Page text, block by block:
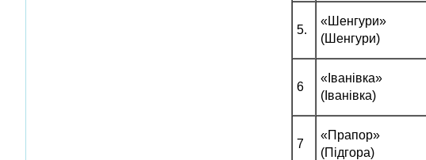
5.
«Шенгури»
(Шенгури)
6
«Іванівка»
(Іванівка)
7
«Прапор»
(Підгора)